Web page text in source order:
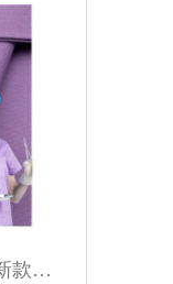
纯棉纱绢#紫色二号 全棉新款医用面料平纹医用手术服面料